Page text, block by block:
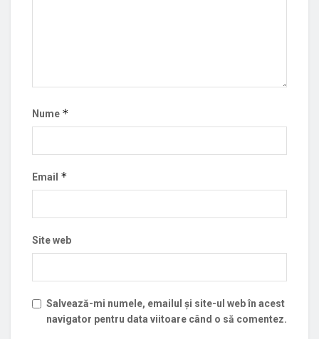
Nume *
Email *
Site web
Salvează-mi numele, emailul și site-ul web în acest
navigator pentru data viitoare când o să comentez.